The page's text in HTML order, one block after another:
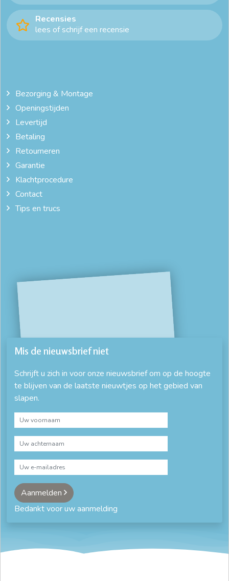
Recensies
lees of schrijf een recensie
Bezorging & Montage
Openingstijden
Levertijd
Betaling
Retourneren
Garantie
Klachtprocedure
Contact
Tips en trucs
Mis de nieuwsbrief niet
Schrijft u zich in voor onze nieuwsbrief om op de hoogte
te blijven van de laatste nieuwtjes op het gebied van
slapen.
Aanmelden
Bedankt voor uw aanmelding